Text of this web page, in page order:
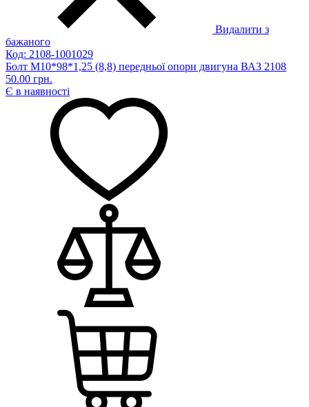
Видалити з
бажаного
Код: 2108-1001029
Болт М10*98*1,25 (8,8) передньої опори двигуна ВАЗ 2108
50.00 грн.
Є в наявності